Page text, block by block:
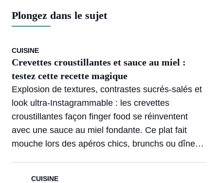
Plongez dans le sujet
CUISINE
Crevettes croustillantes et sauce au miel :
testez cette recette magique
Explosion de textures, contrastes sucrés-salés et
look ultra-Instagrammable : les crevettes
croustillantes façon finger food se réinventent
avec une sauce au miel fondante. Ce plat fait
mouche lors des apéros chics, brunchs ou dîners
CUISINE